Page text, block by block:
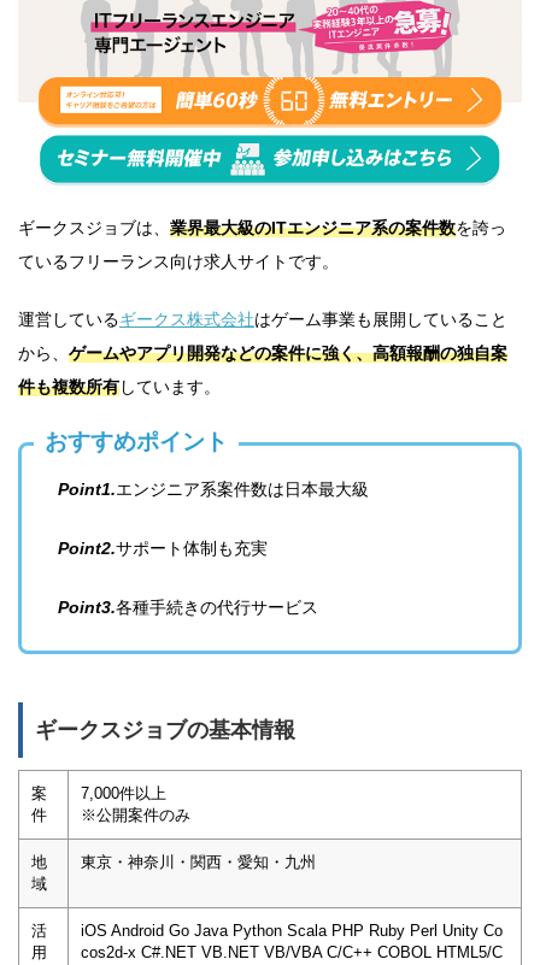
ギークスジョブは、 業界最大級のITエンジニア系の案件数を誇っ
ているフリーランス向け求人サイトです。
運営しているギークス株式会社はゲーム事業も展開していること
から、 ゲームやアプリ開発などの案件に強く、高額報酬の独自案
件も複数所有しています。
おすすめポイント
Point1.エンジニア系案件数は日本最大級
Point2.サポート体制も充実
Point3.各種手続きの代行サービス
ギークスジョブの基本情報
案
件
7,000件以上
※公開案件のみ
地
域
東京・神奈川・関西・愛知・九州
活
用
iOS Android Go Java Python Scala PHP Ruby Perl Unity Co
cos2d-x C#.NET VB.NET VB/VBA C/C++ COBOL HTML5/C